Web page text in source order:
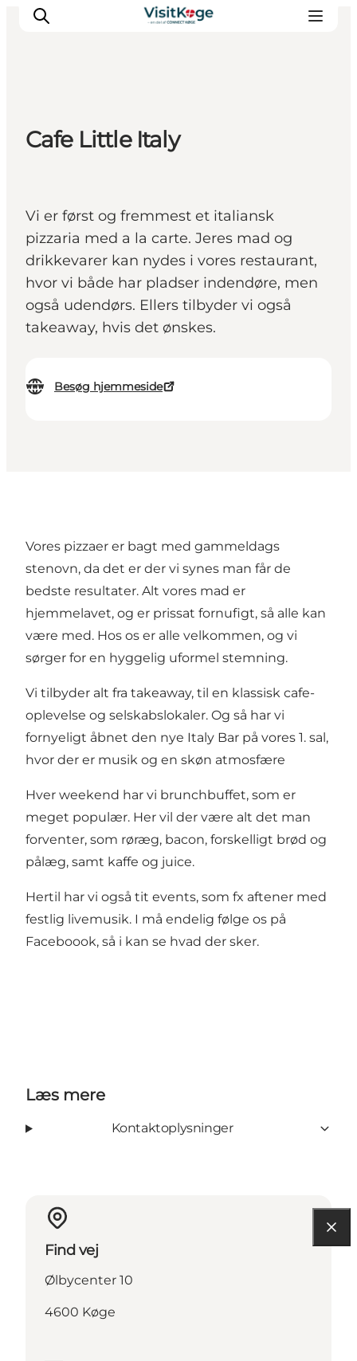
Sommerferie
Spisesteder
Overnatning
Outdoor
Cafe Little Italy
Vi er først og fremmest et italiansk
pizzaria med a la carte. Jeres mad og
drikkevarer kan nydes i vores restaurant,
hvor vi både har pladser indendøre, men
også udendørs. Ellers tilbyder vi også
takeaway, hvis det ønskes.
Besøg hjemmeside
Vores pizzaer er bagt med gammeldags
stenovn, da det er der vi synes man får de
bedste resultater. Alt vores mad er
hjemmelavet, og er prissat fornufigt, så alle kan
være med. Hos os er alle velkommen, og vi
sørger for en hyggelig uformel stemning.
Vi tilbyder alt fra takeaway, til en klassisk cafe-
oplevelse og selskabslokaler. Og så har vi
fornyeligt åbnet den nye Italy Bar på vores 1. sal,
hvor der er musik og en skøn atmosfære
Hver weekend har vi brunchbuffet, som er
meget populær. Her vil der være alt det man
forventer, som røræg, bacon, forskelligt brød og
pålæg, samt kaffe og juice.
Hertil har vi også tit events, som fx aftener med
festlig livemusik. I må endelig følge os på
Faceboook, så i kan se hvad der sker.
Læs mere
Kontaktoplysninger
Find vej
Ølbycenter 10
4600 Køge